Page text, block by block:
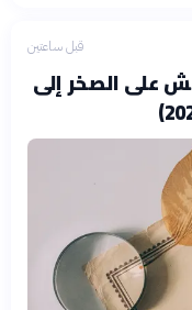
قبل ساعتين
على الصخر إلى